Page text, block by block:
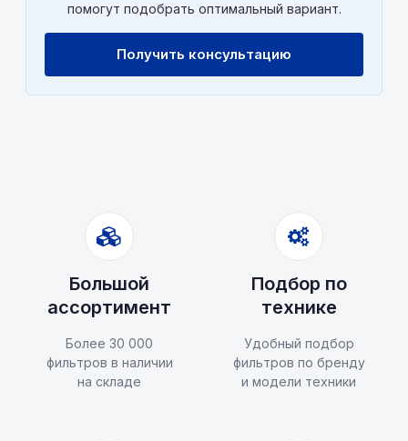
помогут подобрать оптимальный вариант.
Получить консультацию
Большой
ассортимент
Более 30 000
фильтров в наличии
на складе
Подбор по
технике
Удобный подбор
фильтров по бренду
и модели техники